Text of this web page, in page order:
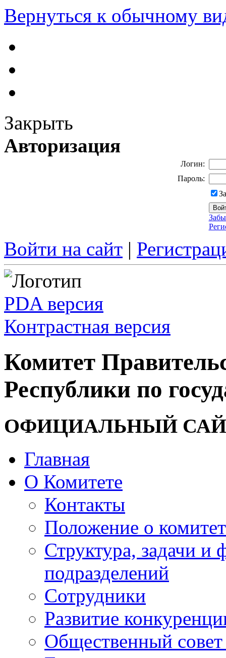
Вернуться к обычному
Закрыть
Авторизация
Логин:
Пароль:
Войти на сайт |
PDA версия
Контрастная версия
Комитет
Республики по
ОФИЦИАЛЬНЫЙ
Главная
О Комитете
Контакты
Положение о
Структура, задачи и
подразделений
Сотрудники
Развитие
Общественный совет